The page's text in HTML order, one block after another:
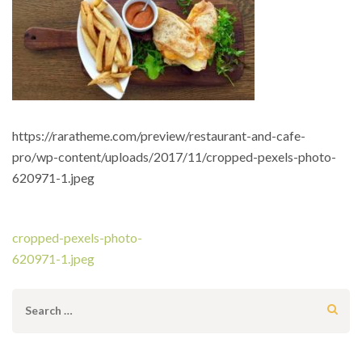
https://raratheme.com/preview/restaurant-and-cafe-
pro/wp-content/uploads/2017/11/cropped-pexels-photo-
620971-1.jpeg
投
稿
ゲ
cropped-pexels-photo-
620971-1.jpeg
Search